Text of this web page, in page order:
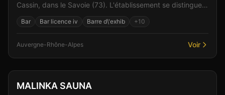
Cassin, dans le Savoie (73). L'établissement se distingue
Bar Bar licence iv Barre d\'exhib +10
Auvergne-Rhône-Alpes Voir
Club Sauna +3
MALINKA SAUNA